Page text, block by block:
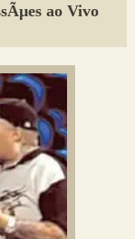
ao Vivo